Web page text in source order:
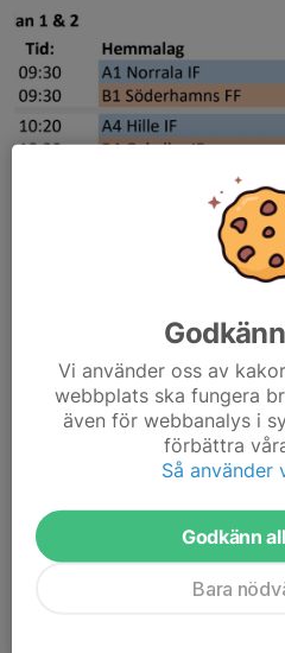
Vi använder oss av
webbplats ska fungera
även för webbanalys i
förbättra
Så använder
Godkänn
Bara